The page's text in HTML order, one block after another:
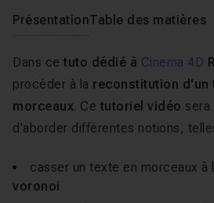
PrésentationTable des matières
Dans ce tuto dédié à Cinema 4D
procéder à la reconstitution d'un
morceaux. Ce tutoriel vidéo sera
d'aborder différentes notions,
casser un texte en morceaux à
voronoi